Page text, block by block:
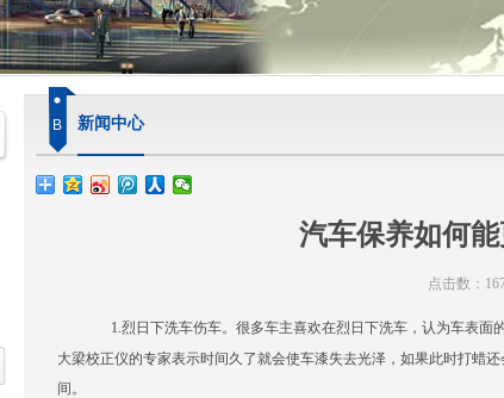
B 新闻中心
汽车保养如何
点击数：
1.烈日下洗车伤车。很多车主喜欢在烈日下洗车，认为车表面
大梁校正仪的专家表示时间久了就会使车漆失去光泽，如果此时打蜡
间。